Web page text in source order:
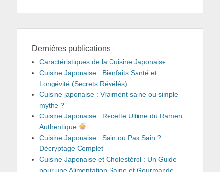
Dernières publications
Caractéristiques de la Cuisine Japonaise
Cuisine Japonaise : Bienfaits Santé et
Longévité (Secrets Révélés)
Cuisine japonaise : Vraiment saine ou simple
mythe ?
Cuisine Japonaise : Recette Ultime du Ramen
Authentique
Cuisine Japonaise : Sain ou Pas Sain ?
Décryptage Complet
Cuisine Japonaise et Cholestérol : Un Guide
pour une Alimentation Saine et Gourmande